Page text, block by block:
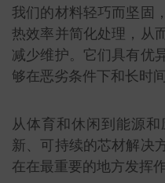
我们的材料轻巧而坚固
热效率并简化处理，从
减少维护。它们具有优
够在恶劣条件下和长时
从体育和休闲到能源
新、可持续的芯材解决
在在最重要的地方发挥作